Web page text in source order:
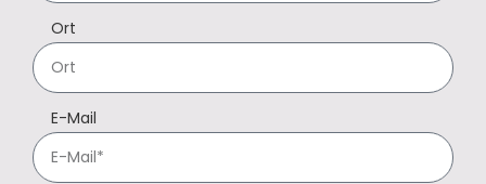
Ort
E-Mail